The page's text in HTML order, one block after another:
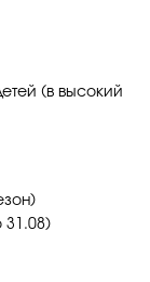
(в высокий
31.08)